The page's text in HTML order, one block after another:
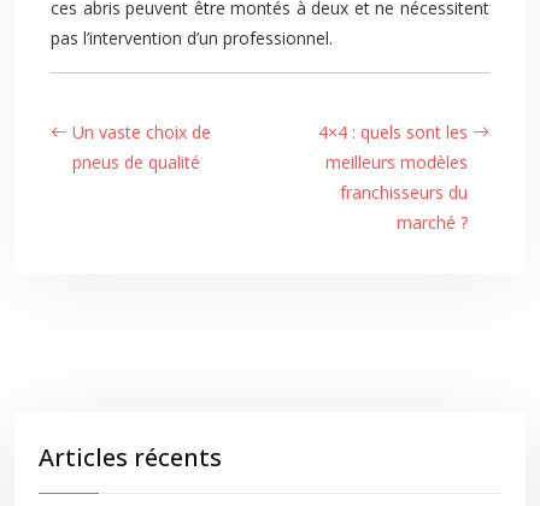
ces abris peuvent être montés à deux et ne nécessitent
pas l’intervention d’un professionnel.
Un vaste choix de
pneus de qualité
4×4 : quels sont les
meilleurs modèles
franchisseurs du
marché ?
Articles récents